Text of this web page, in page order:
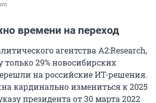
времени на переход
агентства A2:Research,
29% новосибирских
на российские ИТ-решения.
кардинально измениться к 2025
президента от 30 марта 2022